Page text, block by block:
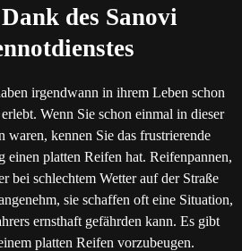
des Sanovi
irgendwann in ihrem Leben schon
Wenn Sie schon einmal in dieser
waren, kennen Sie das frustrierende
einen platten Reifen hat. Reifenpannen,
bei schlechtem Wetter auf der Straße
sie schaffen oft eine Situation,
ernsthaft gefährden kann. Es gibt
platten Reifen vorzubeugen.